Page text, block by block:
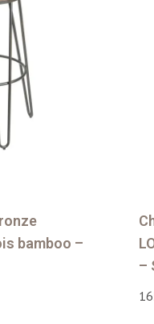
bamboo –
–